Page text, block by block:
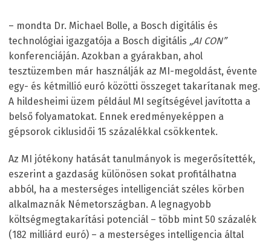
– mondta Dr. Michael Bolle, a Bosch digitális és
technológiai igazgatója a Bosch digitális „AI CON”
konferenciáján. Azokban a gyárakban, ahol
tesztüzemben már használják az MI-megoldást, évente
egy- és kétmillió euró közötti összeget takarítanak meg.
A hildesheimi üzem például MI segítségével javította a
belső folyamatokat. Ennek eredményeképpen a
gépsorok ciklusidői 15 százalékkal csökkentek.
Az MI jótékony hatását tanulmányok is megerősítették,
eszerint a gazdaság különösen sokat profitálhatna
abból, ha a mesterséges intelligenciát széles körben
alkalmaznák Németországban. A legnagyobb
költségmegtakarítási potenciál – több mint 50 százalék
(182 milliárd euró) – a mesterséges intelligencia által